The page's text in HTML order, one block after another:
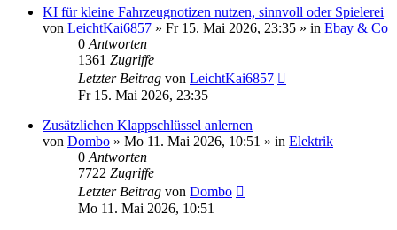
KI für kleine Fahrzeugnotizen nutzen, sinnvoll oder Spielerei
von LeichtKai6857 » Fr 15. Mai 2026, 23:35 » in Ebay & Co
0Antworten
1361 Zugriffe
Letzter Beitrag von LeichtKai6857
Fr 15. Mai 2026, 23:35
Zusätzlichen Klappschlüssel anlernen
von Dombo » Mo 11. Mai 2026, 10:51 » in Elektrik
0Antworten
7722 Zugriffe
Letzter Beitrag von Dombo
Mo 11. Mai 2026, 10:51